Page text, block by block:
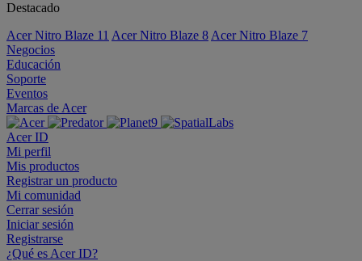
Destacado
Acer Nitro Blaze 11 Acer Nitro Blaze 8 Acer Nitro Blaze 7
Negocios
Educación
Soporte
Eventos
Marcas de Acer
Acer ID
Mi perfil
Mis productos
Registrar un producto
Mi comunidad
Cerrar sesión
Iniciar sesión
Registrarse
¿Qué es Acer ID?